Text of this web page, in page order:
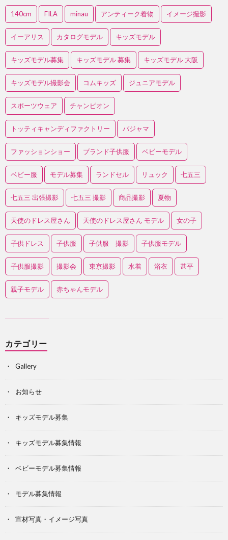
140cm FILA minau アンティーク着物 イメージ撮影
イーアリス カタログモデル キッズモデル
キッズモデル募集 キッズモデル 募集 キッズモデル 大阪
キッズモデル撮影会 コムキッズ ジュニアモデル
スポーツウェア チャンピオン
トッティキャンディファクトリー パジャマ
ファッションショー ブランド子供服 ベビーモデル
ベビー服 モデル募集 ランドセル リュック 七五三
七五三 出張撮影 七五三 撮影 商品撮影 夏物
天使のドレス屋さん 天使のドレス屋さん モデル 女の子
子供ドレス 子供服 子供服 撮影 子供服モデル
子供服撮影 撮影会 東京撮影 水着 浴衣 甚平
親子モデル 赤ちゃんモデル
カテゴリー
Gallery
お知らせ
キッズモデル募集
キッズモデル募集情報
ベビーモデル募集情報
モデル募集情報
宣材写真・イメージ写真